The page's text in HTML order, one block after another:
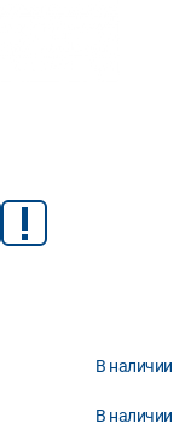
В наличии
В наличии